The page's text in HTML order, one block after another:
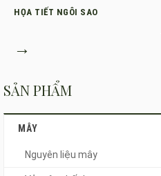
HỌA TIẾT NGÔI SAO
→
SẢN PHẨM
MÂY
Nguyên liệu mây